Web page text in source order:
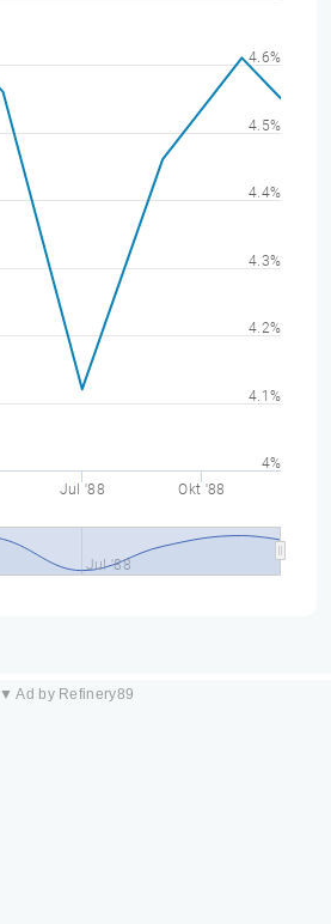
Jul '88 Okt '88
Jul '88
4%
4.1%
4.2%
4.3%
4.4%
4.5%
4.6%
▼ Ad by Refinery89